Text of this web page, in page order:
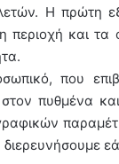
Η
και τα
που
πυθμένα